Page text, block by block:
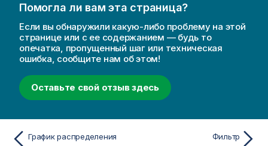
Помогла ли вам эта страница?
Если вы обнаружили какую-либо проблему на этой
странице или с ее содержанием — будь то
опечатка, пропущенный шаг или техническая
ошибка, сообщите нам об этом!
Оставьте свой отзыв здесь
График распределения Фильтр